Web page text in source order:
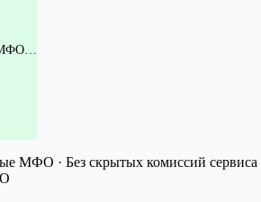
МФО…
МФО · Без скрытых комиссий сервиса